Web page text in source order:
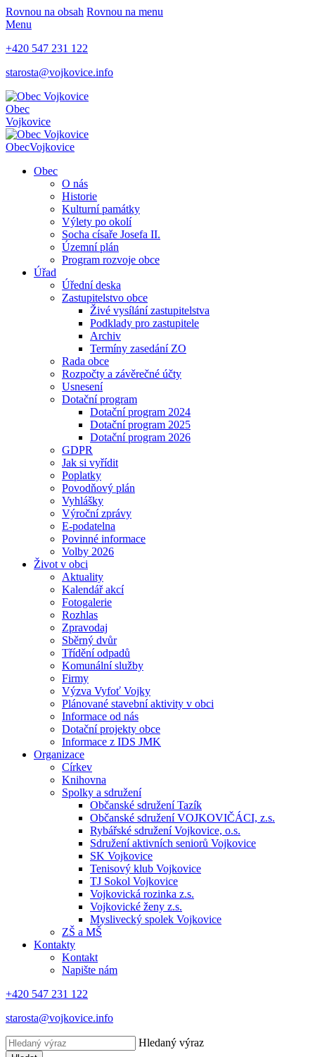
Rovnou na obsah Rovnou na menu
Menu
+420 547 231 122
starosta@vojkovice.info
Obec
Vojkovice
ObecVojkovice
Obec
O nás
Historie
Kulturní památky
Výlety po okolí
Socha císaře Josefa II.
Územní plán
Program rozvoje obce
Úřad
Úřední deska
Zastupitelstvo obce
Živé vysílání zastupitelstva
Podklady pro zastupitele
Archiv
Termíny zasedání ZO
Rada obce
Rozpočty a závěrečné účty
Usnesení
Dotační program
Dotační program 2024
Dotační program 2025
Dotační program 2026
GDPR
Jak si vyřídit
Poplatky
Povodňový plán
Vyhlášky
Výroční zprávy
E-podatelna
Povinné informace
Volby 2026
Život v obci
Aktuality
Kalendář akcí
Fotogalerie
Rozhlas
Zpravodaj
Sběrný dvůr
Třídění odpadů
Komunální služby
Firmy
Výzva Vyfoť Vojky
Plánované stavební aktivity v obci
Informace od nás
Dotační projekty obce
Informace z IDS JMK
Organizace
Církev
Knihovna
Spolky a sdružení
Občanské sdružení Tazík
Občanské sdružení VOJKOVIČÁCI, z.s.
Rybářské sdružení Vojkovice, o.s.
Sdružení aktivních seniorů Vojkovice
SK Vojkovice
Tenisový klub Vojkovice
TJ Sokol Vojkovice
Vojkovická rozinka z.s.
Vojkovické ženy z.s.
Myslivecký spolek Vojkovice
ZŠ a MŠ
Kontakty
Kontakt
Napište nám
+420 547 231 122
starosta@vojkovice.info
Hledaný výraz